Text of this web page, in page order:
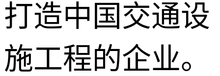
打造中国交通设
施工程的企业。